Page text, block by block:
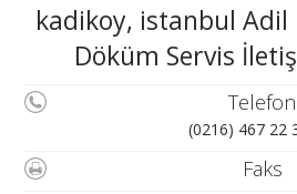
kadikoy, istanbul
Döküm Servis
Telefon
(0216) 467 22
Faks